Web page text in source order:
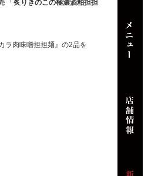
「炙りきのこの極濃酒粕担担
ラ肉味噌担担麺』の2品を